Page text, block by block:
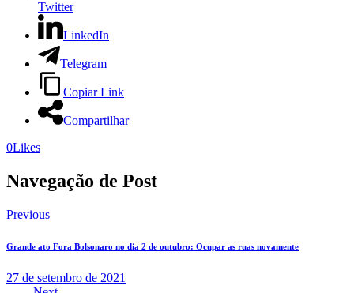
Twitter
LinkedIn
Telegram
Copiar Link
Compartilhar
0Likes
Navegação de Post
Previous
Grande ato Fora Bolsonaro no dia 2 de outubro: Ocupar as ruas novamente
27 de setembro de 2021